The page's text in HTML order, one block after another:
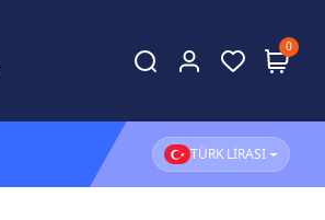
0
1.500 TL ve üzeri alışverişlerinizde
TÜRK LİRASI